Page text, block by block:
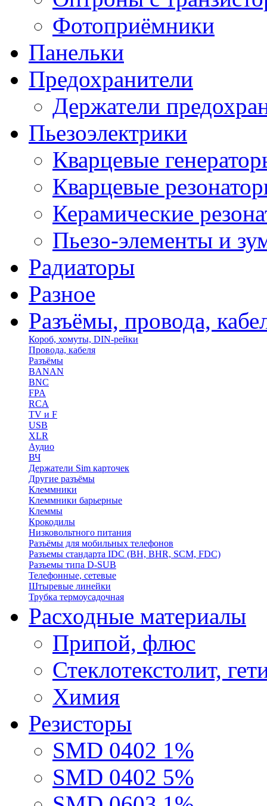
Фотоприёмники
Панельки
Предохранители
Держатели
Пьезоэлектрики
Кварцевые
Кварцевые
Керамические
Пьезо-элементы и
Радиаторы
Разное
Разъёмы, провода,
Короб, хомуты, DIN-рейки
Провода, кабеля
Разъёмы
BANAN
BNC
FPA
RCA
TV и F
USB
XLR
Аудио
ВЧ
Держатели Sim карточек
Другие разъёмы
Клеммники
Клеммники барьерные
Клеммы
Крокодилы
Низковольтного питания
Разъёмы для мобильных телефонов
Разъемы стандарта IDC (BH, BHR, SCM, FDC)
Разъемы типа D-SUB
Телефонные, сетевые
Штыревые линейки
Трубка термоусадочная
Расходные материалы
Припой, флюс
Стеклотекстолит,
Химия
Резисторы
SMD 0402 1%
SMD 0402 5%